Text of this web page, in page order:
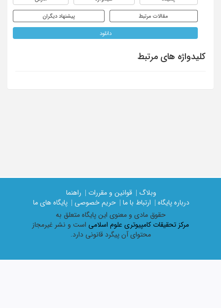
مقالات مرتبط پیشنهاد دیگران
دانلود
کلیدواژه های مرتبط
وبلاگ | قوانین و مقررات |
راهنما
درباره پایگاه |
ارتباط با ما | حریم خصوصی |
پایگاه های ما
حقوق مادی و معنوی اين پايگاه متعلق به
مرکز تحقیقات کامپیوتری علوم اسلامی است و نشر غیرمجاز
محتوای آن پیگرد قانونی دارد.